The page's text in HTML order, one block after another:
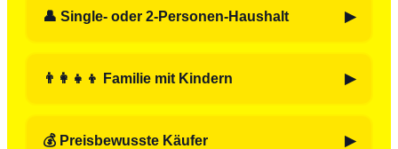
👤 Single- oder 2-Personen-Haushalt
perfekt für kleinere Haushalte mit wenig Platz und
👨‍👩‍👧‍👦 Familie mit Kindern
zuverlässiger Reinigung und Familien-Features wie
💰 Preisbewusste Käufer